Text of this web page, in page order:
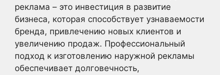
реклама – это инвестиция в развитие
бизнеса, которая способствует узнаваемости
бренда, привлечению новых клиентов и
увеличению продаж. Профессиональный
подход к изготовлению наружной рекламы
обеспечивает долговечность,